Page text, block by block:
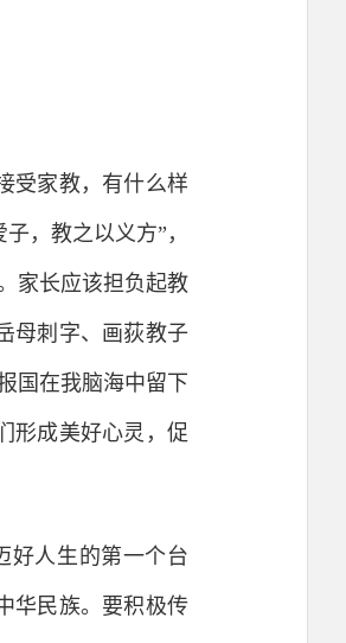
受家教，有什么样
，教之以义方”，
家长应该担负起教
母刺字、画荻教子
国在我脑海中留下
形成美好心灵，促
人生的第一个台
华民族。要积极传